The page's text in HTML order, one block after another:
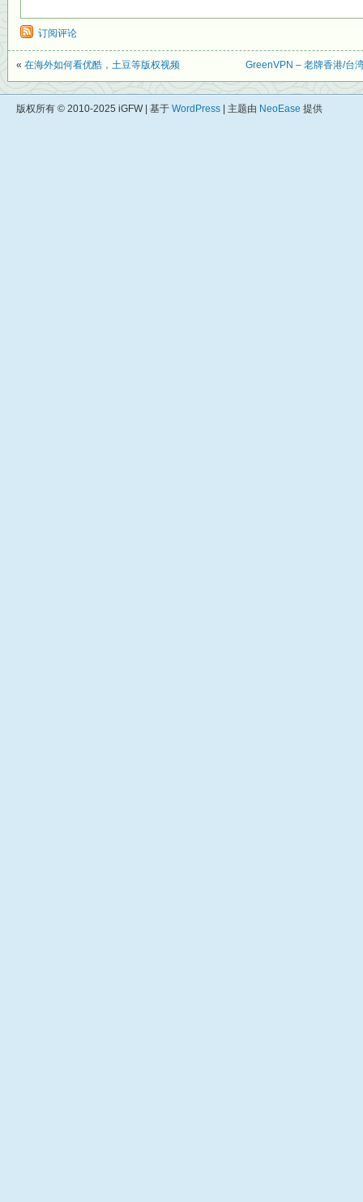
订阅评论
« 在海外如何看优酷，土豆等版权视频 GreenVPN – 老牌香港/台
版权所有 © 2010-2025 iGFW | 基于 WordPress | 主题由 NeoEase 提供